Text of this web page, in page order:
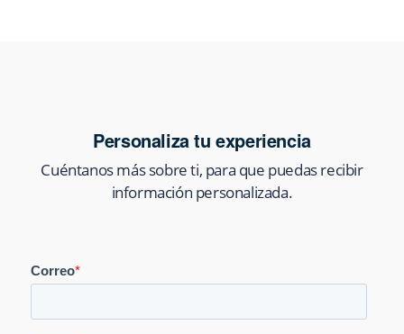
Personaliza tu experiencia
Cuéntanos más sobre ti, para que puedas recibir
información personalizada.